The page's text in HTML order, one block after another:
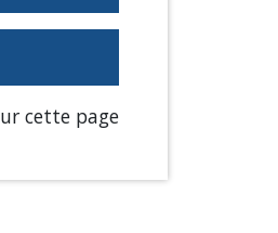
cette page